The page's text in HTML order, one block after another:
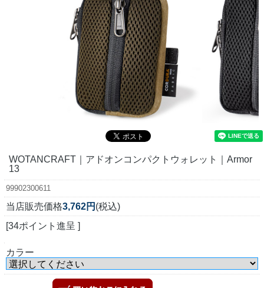
WOTANCRAFT｜アドオンコンパクトウォレット｜Armor
13
99902300611
当店販売価格3,762円 (税込)
[34ポイント進呈 ]
カラー